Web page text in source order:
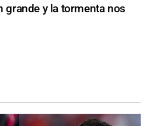
grande y la tormenta nos